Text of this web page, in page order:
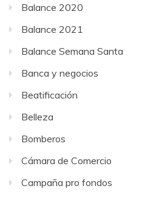
Balance 2020
Balance 2021
Balance Semana Santa
Banca y negocios
Beatificación
Belleza
Bomberos
Cámara de Comercio
Campaña pro fondos